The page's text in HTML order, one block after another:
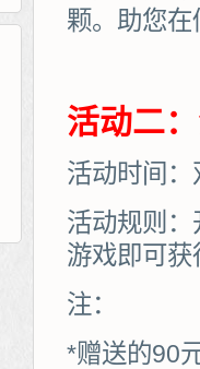
腾讯游戏 新浪
新浪页游
pcgame 中华网
游侠网页游戏 40407
5617网游网
斗蟹网页游戏 游戏
4q5q游戏
颗。助您
活动二
活动时间
活动规则
游戏即可
注：
*赠送的90